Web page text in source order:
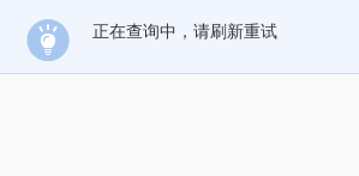
正在查询中，请刷新重试